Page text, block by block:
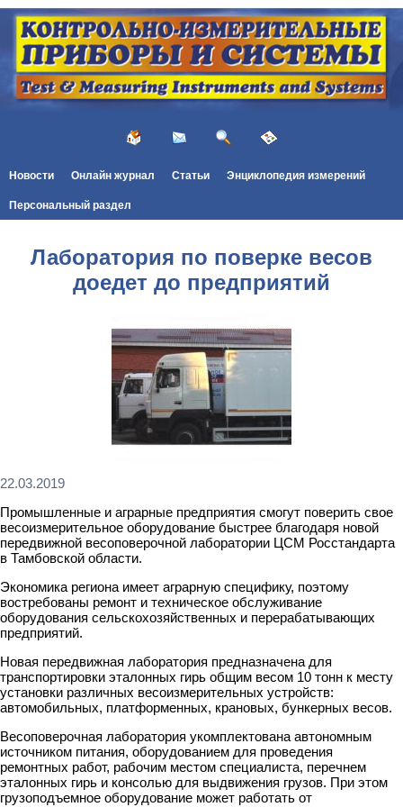
Новости Онлайн журнал Статьи Энциклопедия измерений
Персональный раздел
Лаборатория по поверке весов
доедет до предприятий
22.03.2019
Промышленные и аграрные предприятия смогут поверить свое
весоизмерительное оборудование быстрее благодаря новой
передвижной весоповерочной лаборатории ЦСМ Росстандарта
в Тамбовской области.
Экономика региона имеет аграрную специфику, поэтому
востребованы ремонт и техническое обслуживание
оборудования сельскохозяйственных и перерабатывающих
предприятий.
Новая передвижная лаборатория предназначена для
транспортировки эталонных гирь общим весом 10 тонн к месту
установки различных весоизмерительных устройств:
автомобильных, платформенных, крановых, бункерных весов.
Весоповерочная лаборатория укомплектована автономным
источником питания, оборудованием для проведения
ремонтных работ, рабочим местом специалиста, перечнем
эталонных гирь и консолью для выдвижения грузов. При этом
грузоподъемное оборудование может работать от